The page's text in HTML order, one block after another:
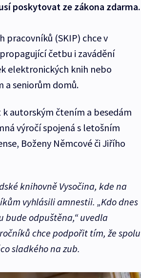
poskytovat ze zákona zdarma.
pracovníků (SKIP) chce v
četbu i zavádění
elektronických knih nebo
a seniorům domů.
k autorským čtením a besedám
výročí spojená s letošním
Boženy Němcové či Jiřího
knihovně Vysočina, kde na
vyhlásili amnestii. „Kdo dnes
bude odpuštěna,“ uvedla
chce podpořit tím, že spolu
sladkého na zub.